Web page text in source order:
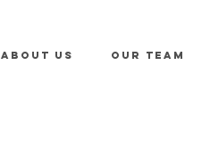
ABOUT US OUR TEAM